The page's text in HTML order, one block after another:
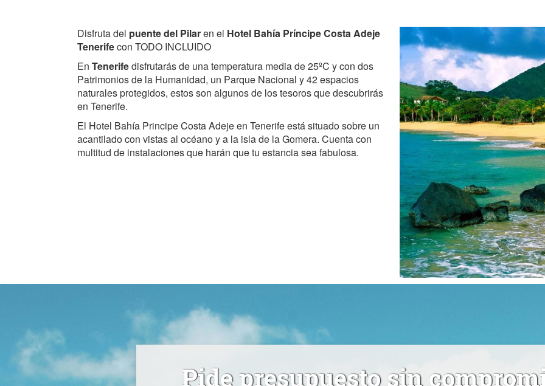
Disfruta del puente del Pilaren el Hotel Bahía Príncipe Costa Adeje
Tenerifecon TODO INCLUIDO
En Tenerifedisfrutarás de una temperatura media de 25ºC y con dos
Patrimonios de la Humanidad, un Parque Nacional y 42 espacios
naturales protegidos, estos son algunos de los tesoros que descubrirás
en Tenerife.
El Hotel Bahía Principe Costa Adeje en Tenerife está situado sobre un
acantilado con vistas al océano y a la isla de la Gomera. Cuenta con
multitud de instalaciones que harán que tu estancia sea fabulosa.
Pide presupuesto sin